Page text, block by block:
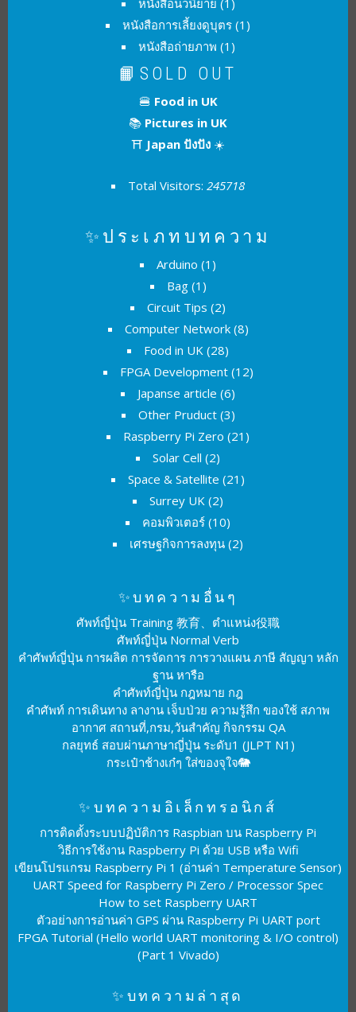
หนังสือการเลี้ยงดูบุตร (1)
หนังสือถ่ายภาพ (1)
📙SOLD OUT
🍔 Food in UK
📚 Pictures in UK
⛩ Japan ปังปัง ☀️
Total Visitors: 245718
✨ประเภทบทความ
Arduino (1)
Bag(1)
Circuit Tips (2)
Computer Network(8)
Food in UK (28)
FPGA Development(12)
Japanse article (6)
Other Pruduct(3)
Raspberry Pi Zero (21)
Solar Cell (2)
Space & Satellite (21)
Surrey UK (2)
คอมพิวเตอร์ (10)
เศรษฐกิจการลงทุน (2)
✨บทความอื่นๆ
ศัพท์ญี่ปุ่น Training 教育、ตำแหน่ง役職
ศัพท์ญี่ปุ่น Normal Verb
คำศัพท์ญี่ปุ่น การผลิต การจัดการ การวางแผน ภาษี สัญญา หลัก
ฐาน หารือ
คำศัพท์ญี่ปุ่น กฎหมาย กฎ
คำศัพท์ การเดินทาง ลางาน เจ็บป่วย ความรู้สึก ของใช้ สภาพ
อากาศ สถานที่,กรม,วันสำคัญ กิจกรรม QA
กลยุทธ์ สอบผ่านภาษาญี่ปุ่น ระดับ1 (JLPT N1)
กระเป๋าช้างเก๋ๆ ใส่ของจุใจ🐘
✨บทความอิเล็กทรอนิกส์
การติดตั้งระบบปฏิบัติการ Raspbian บน Raspberry Pi
วิธีการใช้งาน Raspberry Pi ด้วย USB หรือ Wifi
เขียนโปรแกรม Raspberry Pi 1 (อ่านค่า Temperature Sensor)
UART Speed for Raspberry Pi Zero / Processor Spec
How to set Raspberry UART
ตัวอย่างการอ่านค่า GPS ผ่าน Raspberry Pi UART port
FPGA Tutorial (Hello world UART monitoring & I/O control)
(Part 1 Vivado)
✨บทความล่าสุด